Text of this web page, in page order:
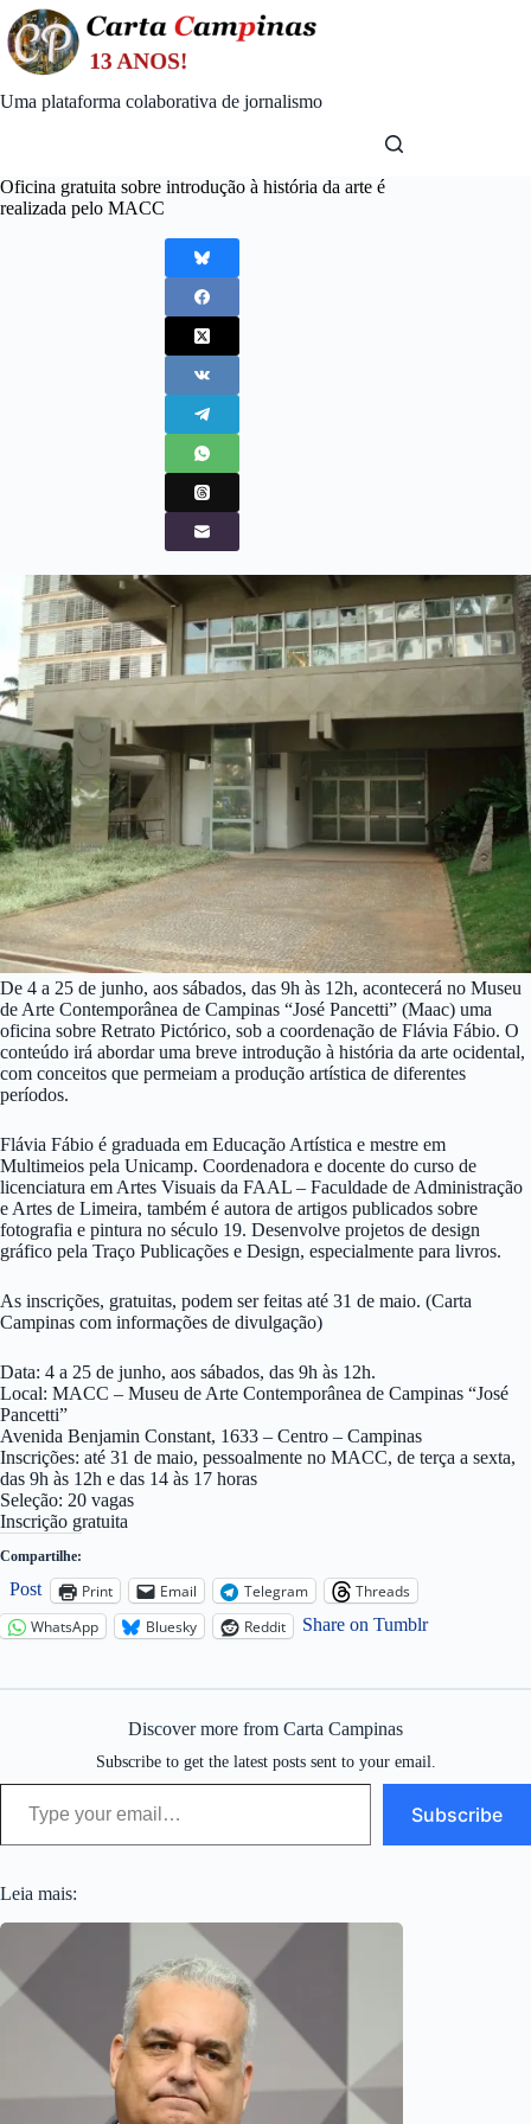
Skip
to
content
Uma plataforma colaborativa de jornalismo
Oficina gratuita sobre introdução à história da arte é
realizada pelo MACC
De 4 a 25 de junho, aos sábados, das 9h às 12h, acontecerá no Museu
de Arte Contemporânea de Campinas “José Pancetti” (Maac) uma
oficina sobre Retrato Pictórico, sob a coordenação de Flávia Fábio. O
conteúdo irá abordar uma breve introdução à história da arte ocidental,
com conceitos que permeiam a produção artística de diferentes
períodos.
Flávia Fábio é graduada em Educação Artística e mestre em
Multimeios pela Unicamp. Coordenadora e docente do curso de
licenciatura em Artes Visuais da FAAL – Faculdade de Administração
e Artes de Limeira, também é autora de artigos publicados sobre
fotografia e pintura no século 19. Desenvolve projetos de design
gráfico pela Traço Publicações e Design, especialmente para livros.
As inscrições, gratuitas, podem ser feitas até 31 de maio. (Carta
Campinas com informações de divulgação)
Data: 4 a 25 de junho, aos sábados, das 9h às 12h.
Local: MACC – Museu de Arte Contemporânea de Campinas “José
Pancetti”
Avenida Benjamin Constant, 1633 – Centro – Campinas
Inscrições: até 31 de maio, pessoalmente no MACC, de terça a sexta,
das 9h às 12h e das 14 às 17 horas
Seleção: 20 vagas
Inscrição gratuita
Compartilhe:
Post Print Email Telegram
Threads
WhatsApp
Bluesky Reddit Share on Tumblr
Discover more from Carta Campinas
Subscribe to get the latest posts sent to your email.
Type your email…
Subscribe
Leia mais: